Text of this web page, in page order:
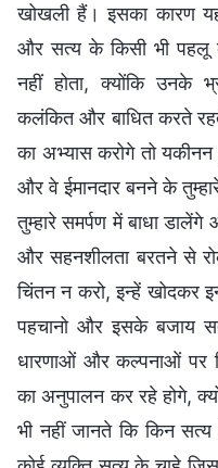
खोखली हैं। इसका कारण
और सत्य के किसी भी पहलू
नहीं होता, क्योंकि उनके
कलंकित और बाधित करते
का अभ्यास करोगे तो यकीनन
और वे ईमानदार बनने के
तुम्हारे समर्पण में बाधा
और सहनशीलता बरतने से
चिंतन न करो, इन्हें खोदकर
पहचानो और इसके बजाय
धारणाओं और कल्पनाओं पर
का अनुपालन कर रहे होगे,
भी नहीं जानते कि किन सत्य